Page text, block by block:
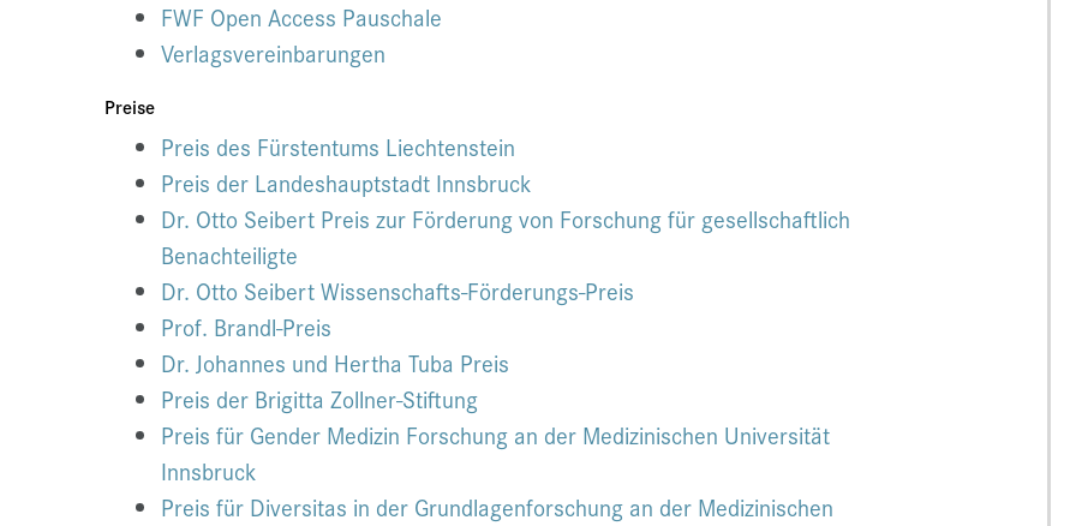
FWF Open Access Pauschale
Verlagsvereinbarungen
Preise
Preis des Fürstentums Liechtenstein
Preis der Landeshauptstadt Innsbruck
Dr. Otto Seibert Preis zur Förderung von Forschung für gesellschaftlich
Benachteiligte
Dr. Otto Seibert Wissenschafts-Förderungs-Preis
Prof. Brandl-Preis
Dr. Johannes und Hertha Tuba Preis
Preis der Brigitta Zollner-Stiftung
Preis für Gender Medizin Forschung an der Medizinischen Universität
Innsbruck
Preis für Diversitas in der Grundlagenforschung an der Medizinischen